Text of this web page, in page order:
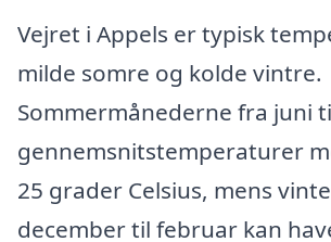
Vejret i Appels er typisk
milde somre og kolde vintre.
Sommermånederne fra juni
gennemsnitstemperaturer
25 grader Celsius, mens
december til februar kan